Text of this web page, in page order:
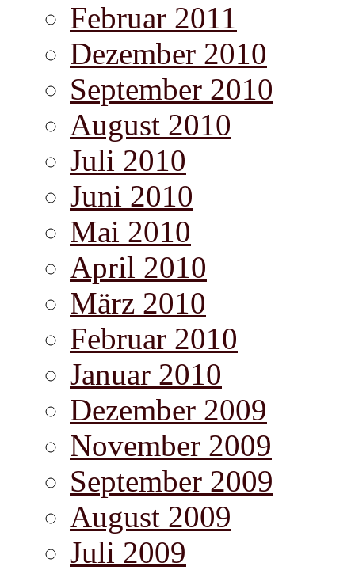
Februar 2011
Dezember 2010
September 2010
August 2010
Juli 2010
Juni 2010
Mai 2010
April 2010
März 2010
Februar 2010
Januar 2010
Dezember 2009
November 2009
September 2009
August 2009
Juli 2009